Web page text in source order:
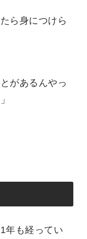
ら身につけら
があるんやっ
年も経ってい